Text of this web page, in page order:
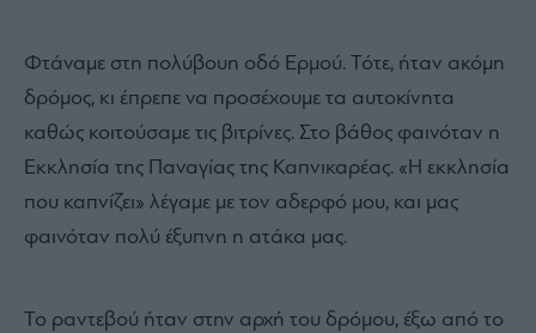
Φτάναμε στη πολύβουη οδό Ερμού. Τότε, ήταν ακόμη
δρόμος, κι έπρεπε να προσέχουμε τα αυτοκίνητα
καθώς κοιτούσαμε τις βιτρίνες. Στο βάθος φαινόταν η
Εκκλησία της Παναγίας της Καπνικαρέας. «Η εκκλησία
που καπνίζει» λέγαμε με τον αδερφό μου, και μας
φαινόταν πολύ έξυπνη η ατάκα μας.
Το ραντεβού ήταν στην αρχή του δρόμου, έξω από το